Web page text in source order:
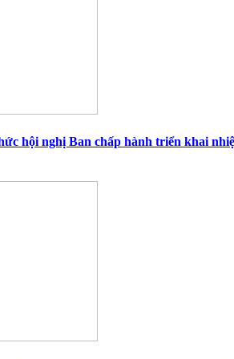
hội nghị Ban chấp hành triển khai